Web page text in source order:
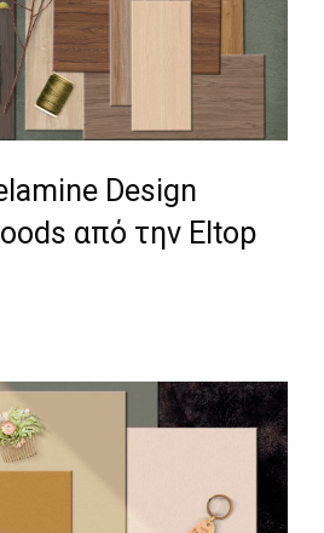
Design
από την Eltop